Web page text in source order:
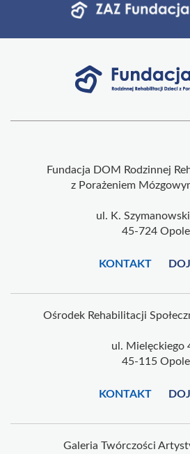
Fundacja DOM Rodzinnej
z Porażeniem
ul. K.
45-724 Opole
KONTAKT
Ośrodek Rehabilitacji
ul. Mielęckiego
45-115 Opole
KONTAKT
Galeria Twórczości